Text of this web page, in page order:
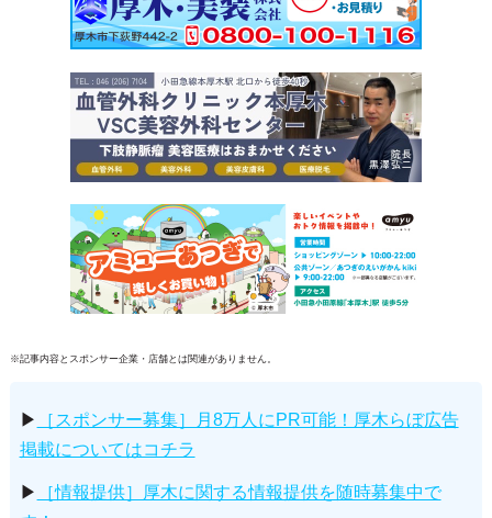
※記事内容とスポンサー企業・店舗とは関連がありません。
▶
［スポンサー募集］月8万人にPR可能！厚木らぼ広告
掲載についてはコチラ
▶
［情報提供］厚木に関する情報提供を随時募集中で